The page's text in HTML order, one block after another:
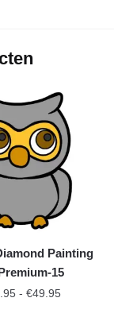
Painting
15
- €49.95